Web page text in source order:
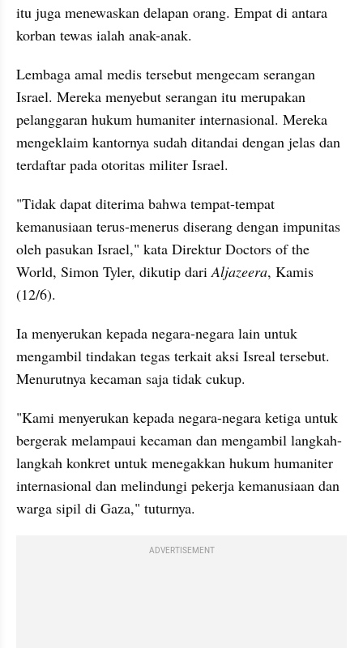
itu juga menewaskan delapan orang. Empat di antara
korban tewas ialah anak-anak.
Lembaga amal medis tersebut mengecam serangan
Israel. Mereka menyebut serangan itu merupakan
pelanggaran hukum humaniter internasional. Mereka
mengeklaim kantornya sudah ditandai dengan jelas dan
terdaftar pada otoritas militer Israel.
"Tidak dapat diterima bahwa tempat-tempat
kemanusiaan terus-menerus diserang dengan impunitas
oleh pasukan Israel," kata Direktur Doctors of the
World, Simon Tyler, dikutip dari Aljazeera, Kamis
(12/6).
Ia menyerukan kepada negara-negara lain untuk
mengambil tindakan tegas terkait aksi Isreal tersebut.
Menurutnya kecaman saja tidak cukup.
"Kami menyerukan kepada negara-negara ketiga untuk
bergerak melampaui kecaman dan mengambil langkah-
langkah konkret untuk menegakkan hukum humaniter
internasional dan melindungi pekerja kemanusiaan dan
warga sipil di Gaza," tuturnya.
ADVERTISEMENT